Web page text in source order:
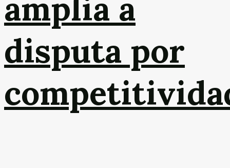
amplia a
disputa por